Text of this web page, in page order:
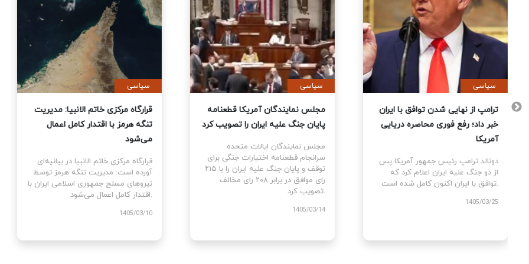
سیاسی
ترامپ از نهایی شدن توافق با ایران
خبر داد؛ رفع فوری محاصره دریایی
دونالد ترامپ رئیس جمهور آمریکا پس
از دو جنگ علیه ایران اعلام کرد که
سیاسی
مجلس نمایندگان آمریکا قطعنامه
پایان جنگ علیه ایران را تصویب کرد
مجلس نمایندگان ایالات متحده
سرانجام قطعنامه اختیارات جنگی برای
سیاسی
قرارگاه مرکزی خاتم الانبیا:
تنگه هرمز با اقتدار کامل اعمال
قرارگاه مرکزی خاتم الانبیا در
آورده است: مدیریت تنگه هرمز
نیروهای مسلح جمهوری اسلامی
اقتدار کامل اعمال می‌شود.